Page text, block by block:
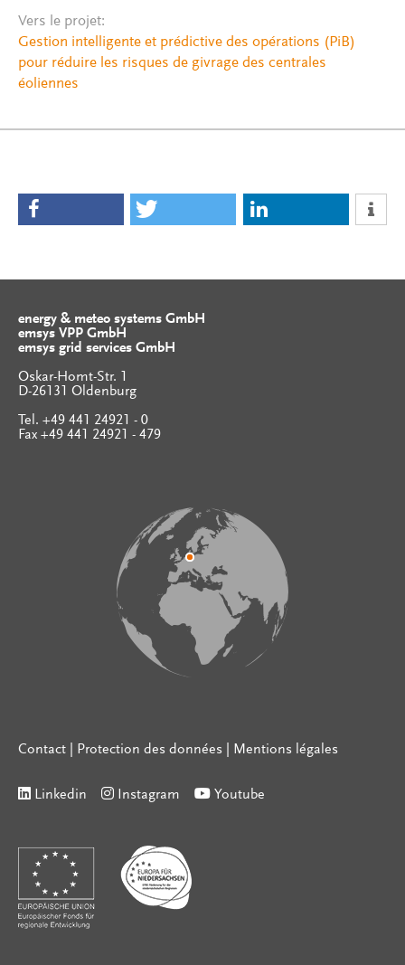
Vers le projet:
Gestion intelligente et prédictive des opérations (PiB)
pour réduire les risques de givrage des centrales
éoliennes
energy & meteo systems GmbH
emsys VPP GmbH
emsys grid services GmbH
Oskar-Homt-Str. 1
D-26131 Oldenburg
Tel. +49 441 24921 - 0
Fax +49 441 24921 - 479
Contact Protection des données Mentions légales
Linkedin Instagram Youtube